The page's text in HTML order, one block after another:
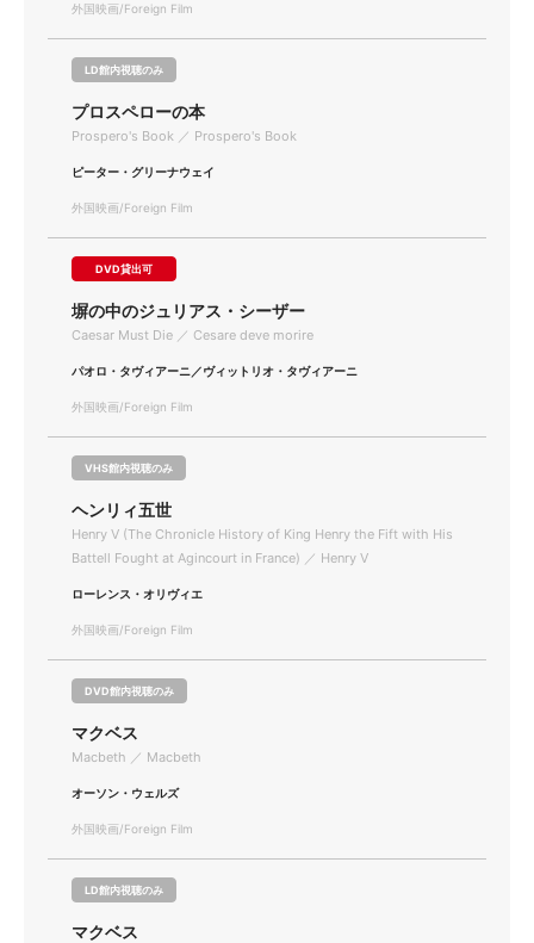
外国映画/Foreign Film
LD館内視聴のみ
プロスペローの本
Prospero's Book ／ Prospero's Book
ピーター・グリーナウェイ
外国映画/Foreign Film
DVD貸出可
塀の中のジュリアス・シーザー
Caesar Must Die ／ Cesare deve morire
パオロ・タヴィアーニ／ヴィットリオ・タヴィアーニ
外国映画/Foreign Film
VHS館内視聴のみ
ヘンリィ五世
Henry V (The Chronicle History of King Henry the Fift with His
Battell Fought at Agincourt in France) ／ Henry V
ローレンス・オリヴィエ
外国映画/Foreign Film
DVD館内視聴のみ
マクベス
Macbeth ／ Macbeth
オーソン・ウェルズ
外国映画/Foreign Film
LD館内視聴のみ
マクベス